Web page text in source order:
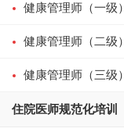
健康管理师（一级）
健康管理师（二级）
健康管理师（三级）
住院医师规范化培训